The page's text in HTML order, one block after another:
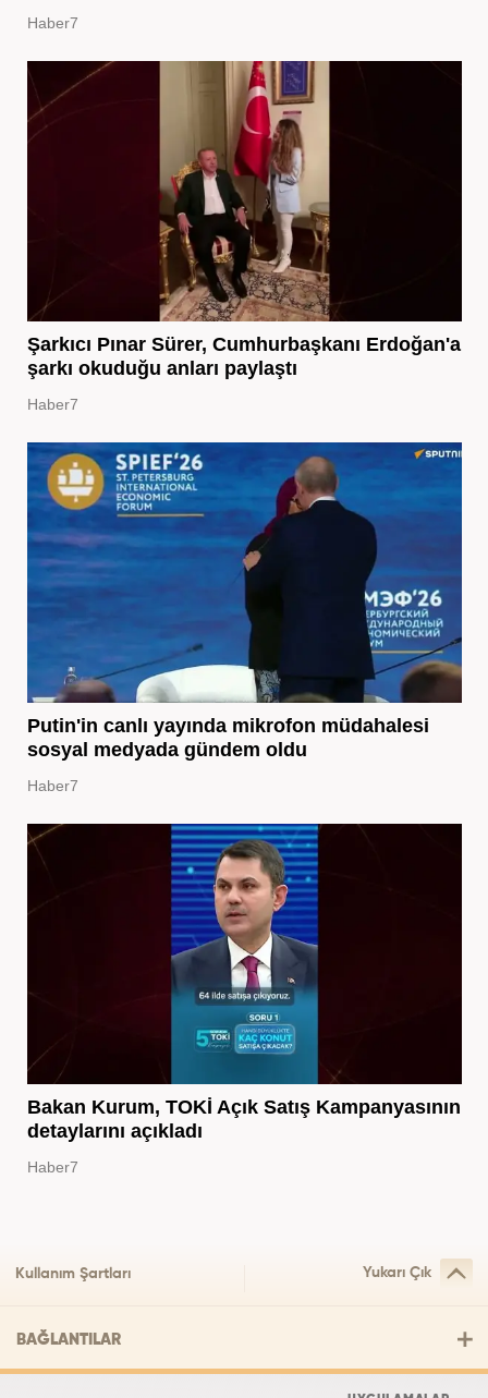
Haber7
Şarkıcı Pınar Sürer, Cumhurbaşkanı Erdoğan'a
şarkı okuduğu anları paylaştı
Haber7
Putin'in canlı yayında mikrofon müdahalesi
sosyal medyada gündem oldu
Haber7
Bakan Kurum, TOKİ Açık Satış Kampanyasının
detaylarını açıkladı
Haber7
Kullanım Şartları Yukarı Çık
BAĞLANTILAR